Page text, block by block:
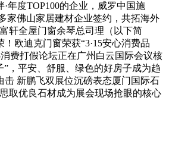
年度TOP100的企业，威罗中国施
家佛山家居建材企业签约，共拓海外
轩全屋门窗余琴总司理（以下简
欧迪克门窗荣获“3·15安心消费品
消费打假论坛正在广州白云国际会议核
，平安、舒服、绿色的好房子成为趋
击 新鹏飞双展位沉磅表态厦门国际石
取优良石材成为展会现场抢眼的核心